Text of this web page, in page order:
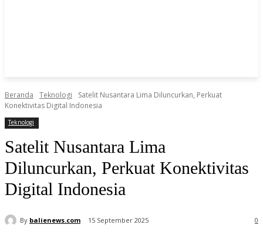
Beranda Teknologi
Satelit Nusantara Lima Diluncurkan, Perkuat
Konektivitas Digital Indonesia
Teknologi
Satelit Nusantara Lima
Diluncurkan, Perkuat Konektivitas
Digital Indonesia
By balienews.com 15 September 2025 0